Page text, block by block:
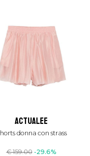
actualee
shorts donna con strass
€ 159.00 -29.6%